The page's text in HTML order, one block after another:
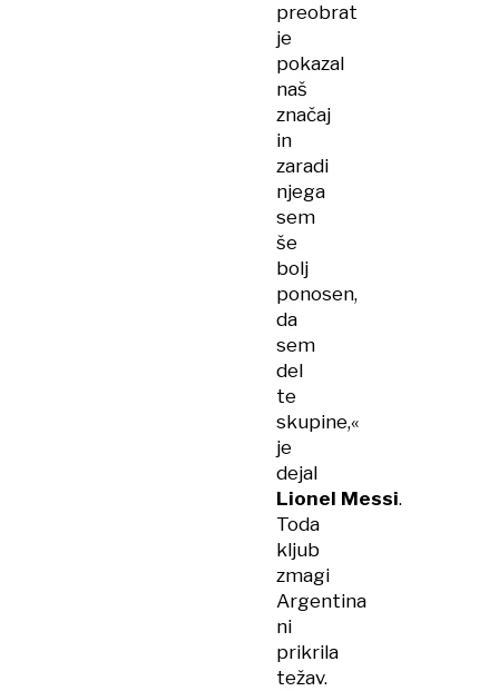
preobrat
je
pokazal
naš
značaj
in
zaradi
njega
sem
še
bolj
ponosen,
da
sem
del
te
skupine,«
je
dejal
Lionel Messi.
Toda
kljub
zmagi
Argentina
ni
prikrila
težav.